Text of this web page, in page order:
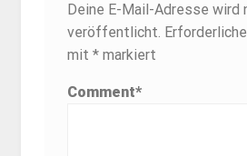
Deine E-Mail-Adresse wird
veröffentlicht.
mit* markiert
Comment*